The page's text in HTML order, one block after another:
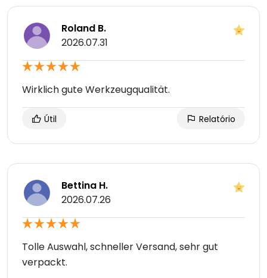
Roland B.
2026.07.31
Wirklich gute Werkzeugqualität.
Útil Relatório
Bettina H.
2026.07.26
Tolle Auswahl, schneller Versand, sehr gut
verpackt.